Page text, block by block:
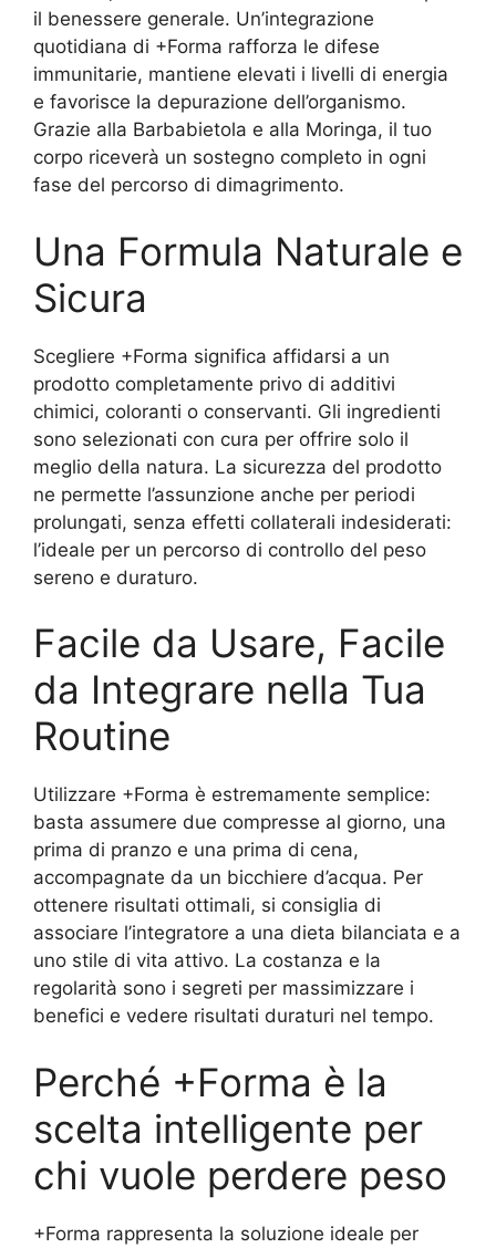
il benessere generale. Un’integrazione
quotidiana di +Forma rafforza le difese
immunitarie, mantiene elevati i livelli di energia
e favorisce la depurazione dell’organismo.
Grazie alla Barbabietola e alla Moringa, il tuo
corpo riceverà un sostegno completo in ogni
fase del percorso di dimagrimento.
Una Formula Naturale e
Sicura
Scegliere +Forma significa affidarsi a un
prodotto completamente privo di additivi
chimici, coloranti o conservanti. Gli ingredienti
sono selezionati con cura per offrire solo il
meglio della natura. La sicurezza del prodotto
ne permette l’assunzione anche per periodi
prolungati, senza effetti collaterali indesiderati:
l’ideale per un percorso di controllo del peso
sereno e duraturo.
Facile da Usare, Facile
da Integrare nella Tua
Routine
Utilizzare +Forma è estremamente semplice:
basta assumere due compresse al giorno, una
prima di pranzo e una prima di cena,
accompagnate da un bicchiere d’acqua. Per
ottenere risultati ottimali, si consiglia di
associare l’integratore a una dieta bilanciata e a
uno stile di vita attivo. La costanza e la
regolarità sono i segreti per massimizzare i
benefici e vedere risultati duraturi nel tempo.
Perché +Forma è la
scelta intelligente per
chi vuole perdere peso
+Forma rappresenta la soluzione ideale per